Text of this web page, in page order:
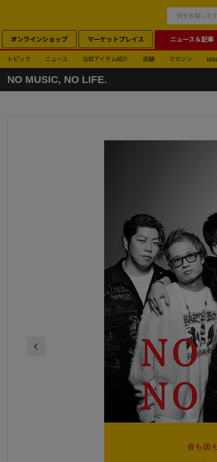
オンラインショップ マーケットプレイス ニュース＆記事
トピック ニュース 注目アイテム紹介 店舗 マガジン
NO MUSIC, NO LIFE.